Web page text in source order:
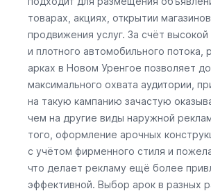
товарах, акциях, открытии
продвижения услуг. За счёт
и плотного автомобильного потока,
арках в Новом Уренгое позволяет
максимального охвата аудитории,
на такую кампанию зачастую
чем на другие виды наружной
того, оформление арочных
с учётом фирменного стиля и
что делает рекламу ещё более
эффективной. Выбор арок в разных